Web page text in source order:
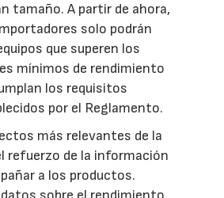
tamaño. A partir de ahora,
solo podrán
que superen los
mínimos de rendimiento
los requisitos
por el Reglamento.
más relevantes de la
refuerzo de la información
a los productos.